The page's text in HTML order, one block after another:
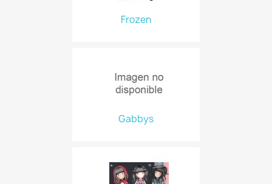
Frozen
Gabbys